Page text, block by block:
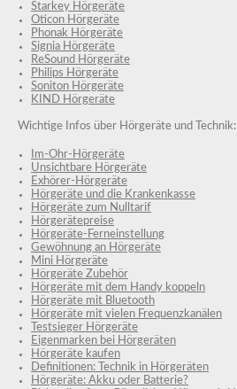
Starkey Hörgeräte
Oticon Hörgeräte
Phonak Hörgeräte
Signia Hörgeräte
ReSound Hörgeräte
Philips Hörgeräte
Soniton Hörgeräte
KIND Hörgeräte
Wichtige Infos über Hörgeräte und Technik:
Im-Ohr-Hörgeräte
Unsichtbare Hörgeräte
Exhörer-Hörgeräte
Hörgeräte und die Krankenkasse
Hörgeräte zum Nulltarif
Hörgerätepreise
Hörgeräte-Ferneinstellung
Gewöhnung an Hörgeräte
Mini Hörgeräte
Hörgeräte Zubehör
Hörgeräte mit dem Handy koppeln
Hörgeräte mit Bluetooth
Hörgeräte mit vielen Frequenzkanälen
Testsieger Hörgeräte
Eigenmarken bei Hörgeräten
Hörgeräte kaufen
Definitionen: Technik in Hörgeräten
Hörgeräte: Akku oder Batterie?